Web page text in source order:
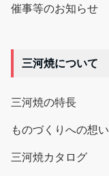
催事等のお知らせ
三河焼について
三河焼の特長
ものづくりへの想い
三河焼カタログ